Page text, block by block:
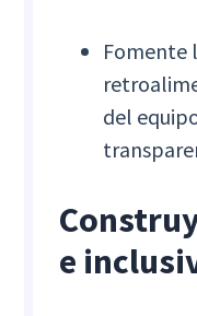
Fomente
del
e